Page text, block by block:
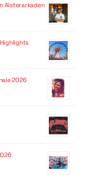
Alsterarkaden
2026